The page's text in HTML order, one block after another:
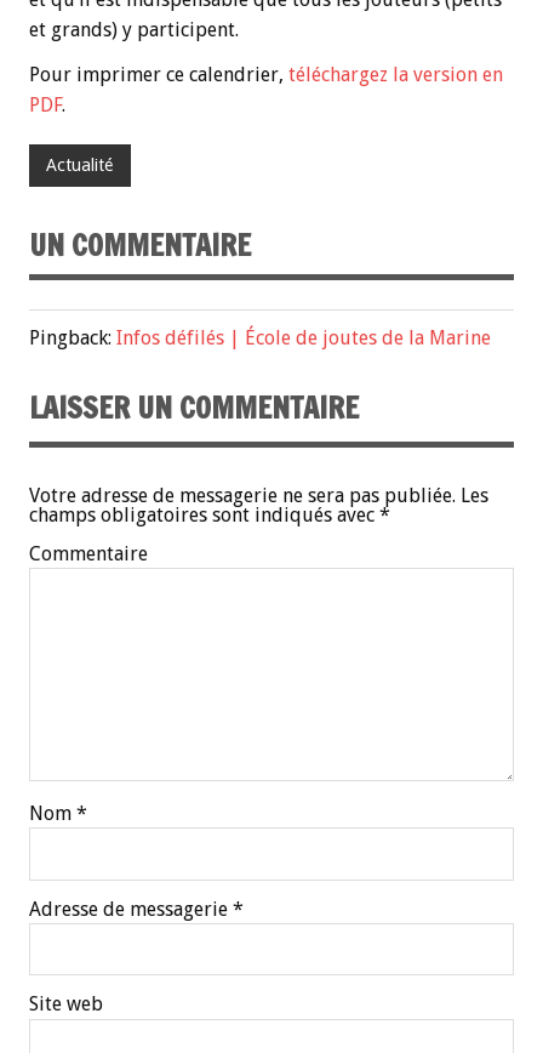
et grands) y participent.
Pour imprimer ce calendrier, téléchargez la version en
PDF.
Actualité
UN COMMENTAIRE
Pingback: Infos défilés | École de joutes de la Marine
LAISSER UN COMMENTAIRE
Votre adresse de messagerie ne sera pas publiée. Les
champs obligatoires sont indiqués avec *
Commentaire
Nom *
Adresse de messagerie *
Site web